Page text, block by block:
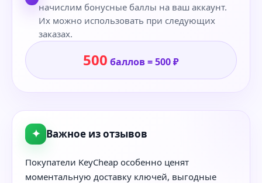
начислим бонусные баллы на ваш аккаунт.
Их можно использовать при следующих
заказах.
500 баллов = 500 ₽
✦ Важное из отзывов
Покупатели KeyCheap особенно ценят
моментальную доставку ключей, выгодные